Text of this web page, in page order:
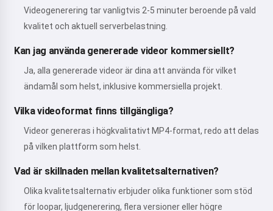
Videogenerering tar vanligtvis 2-5 minuter beroende på vald
kvalitet och aktuell serverbelastning.
Kan jag använda genererade videor kommersiellt?
Ja, alla genererade videor är dina att använda för vilket
ändamål som helst, inklusive kommersiella projekt.
Vilka videoformat finns tillgängliga?
Videor genereras i högkvalitativt MP4-format, redo att delas
på vilken plattform som helst.
Vad är skillnaden mellan kvalitetsalternativen?
Olika kvalitetsalternativ erbjuder olika funktioner som stöd
för loopar, ljudgenerering, flera versioner eller högre